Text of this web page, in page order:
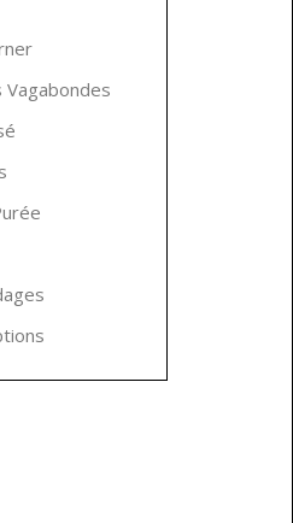
Vagabondes